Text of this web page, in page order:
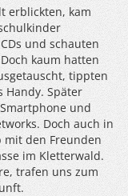
erblickten, kam
und schauten
kaum hatten
tippten
Handy. Später
und
Doch auch in
den Freunden
im Kletterwald.
trafen uns zum